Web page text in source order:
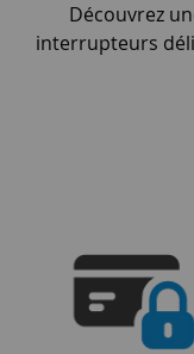
Découvrez
interrupteurs